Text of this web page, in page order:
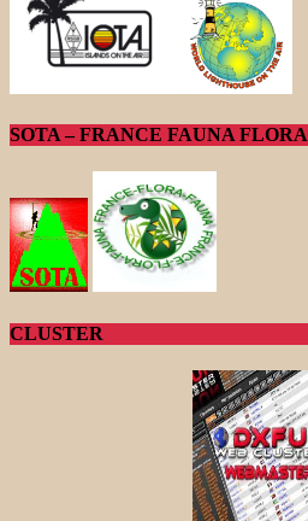
SOTA – FRANCE FAUNA FLORA
CLUSTER